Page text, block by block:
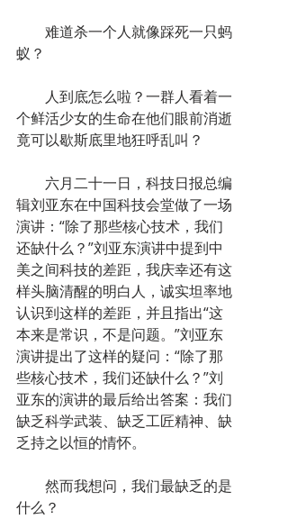
难道杀一个人就像踩死一只蚂
蚁？
人到底怎么啦？一群人看着一
个鲜活少女的生命在他们眼前消逝
竟可以歇斯底里地狂呼乱叫？
六月二十一日，科技日报总编
辑刘亚东在中国科技会堂做了一场
演讲：“除了那些核心技术，我们
还缺什么？”刘亚东演讲中提到中
美之间科技的差距，我庆幸还有这
样头脑清醒的明白人，诚实坦率地
认识到这样的差距，并且指出“这
本来是常识，不是问题。”刘亚东
演讲提出了这样的疑问：“除了那
些核心技术，我们还缺什么？”刘
亚东的演讲的最后给出答案：我们
缺乏科学武装、缺乏工匠精神、缺
乏持之以恒的情怀。
然而我想问，我们最缺乏的是
什么？